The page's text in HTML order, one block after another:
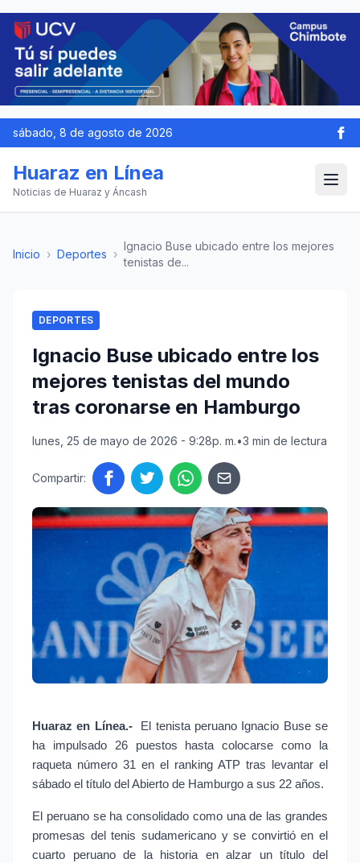
sábado, 8 de agosto de 2026
Huaraz en Línea
Noticias de Huaraz y Áncash
Inicio › Deportes ›
Ignacio Buse ubicado entre los mejores
tenistas de...
DEPORTES
Ignacio Buse ubicado entre los
mejores tenistas del mundo
tras coronarse en Hamburgo
lunes, 25 de mayo de 2026 - 9:28p. m.•3 min de lectura
Compartir:
Huaraz en Línea.-
El tenista peruano Ignacio Buse se
ha impulsado 26 puestos hasta colocarse como la
raqueta número 31 en el ranking ATP tras levantar el
sábado el título del Abierto de Hamburgo a sus 22 años.
El peruano se ha consolidado como una de las grandes
promesas del tenis sudamericano y se convirtió en el
cuarto peruano de la historia en alzar un título del